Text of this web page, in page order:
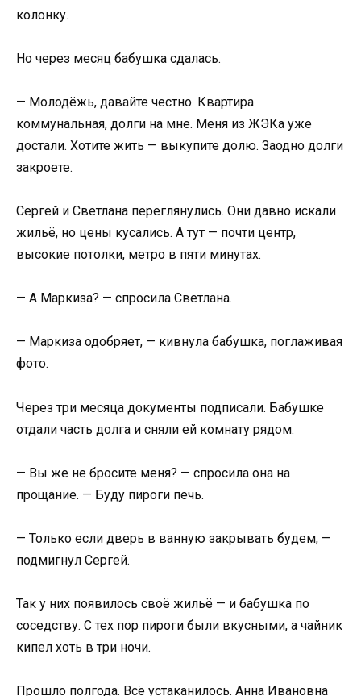
колонку.
Но через месяц бабушка сдалась.
— Молодёжь, давайте честно. Квартира
коммунальная, долги на мне. Меня из ЖЭКа уже
достали. Хотите жить — выкупите долю. Заодно долги
закроете.
Сергей и Светлана переглянулись. Они давно искали
жильё, но цены кусались. А тут — почти центр,
высокие потолки, метро в пяти минутах.
— А Маркиза? — спросила Светлана.
— Маркиза одобряет, — кивнула бабушка, поглаживая
фото.
Через три месяца документы подписали. Бабушке
отдали часть долга и сняли ей комнату рядом.
— Вы же не бросите меня? — спросила она на
прощание. — Буду пироги печь.
— Только если дверь в ванную закрывать будем, —
подмигнул Сергей.
Так у них появилось своё жильё — и бабушка по
соседству. С тех пор пироги были вкусными, а чайник
кипел хоть в три ночи.
Прошло полгода. Всё устаканилось. Анна Ивановна